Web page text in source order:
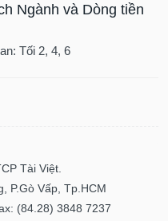
Ngành và Dòng tiền
Tối 2, 4, 6
Tài Việt.
P.Gò Vấp, Tp.HCM
(84.28) 3848 7237